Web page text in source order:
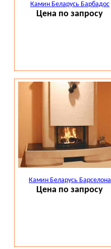
Камин Беларусь Барбадос
Цена по запросу
Камин Беларусь Барселона
Цена по запросу